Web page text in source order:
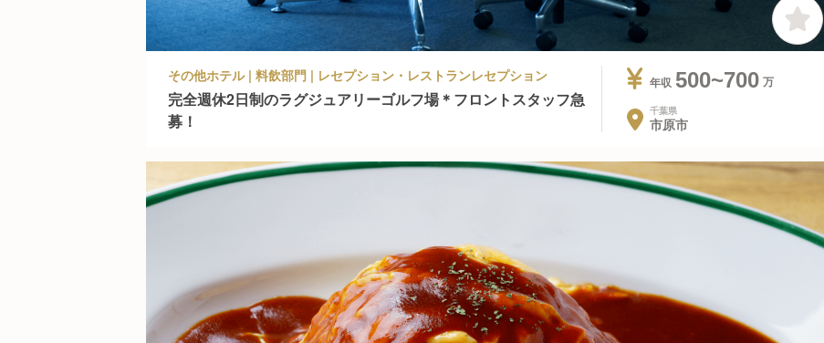
その他ホテル | 料飲部門 | レセプション・レストランレセプション
完全週休2日制のラグジュアリーゴルフ場＊フロントスタッフ急
募！
年収 500~700
千葉県
市原市